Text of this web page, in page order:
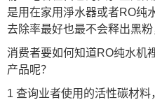
是用在家用淨水器或者RO纯
去除率最好也最不会释出黑粉
消费者要如何知道RO纯水机
产品呢？
1 查询业者使用的活性碳材